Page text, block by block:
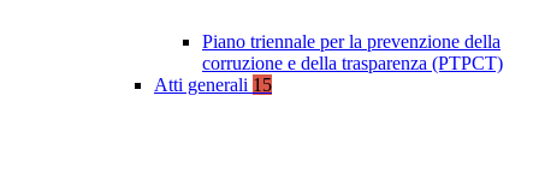
Piano triennale per la prevenzione della
corruzione e della trasparenza (PTPCT)
Atti generali 15